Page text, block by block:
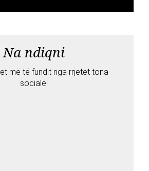
Na ndiqni
më të fundit nga rrjetet tona
sociale!